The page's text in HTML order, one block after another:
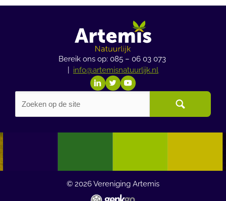
Bereik ons op: 085 – 06 03 073
info@artemisnatuurlijk.nl
© 2026Vereniging Artemis